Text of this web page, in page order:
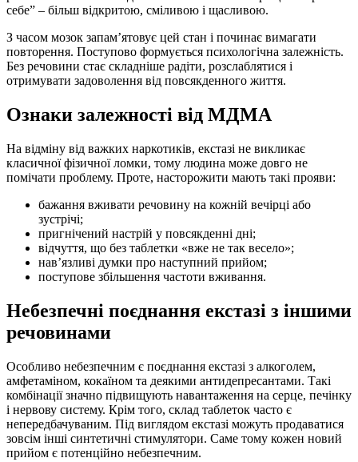
себе” – більш відкритою, сміливою і щасливою.
З часом мозок запам’ятовує цей стан і починає вимагати
повторення. Поступово формується психологічна залежність.
Без речовини стає складніше радіти, розслаблятися і
отримувати задоволення від повсякденного життя.
Ознаки залежності від МДМА
На відміну від важких наркотиків, екстазі не викликає
класичної фізичної ломки, тому людина може довго не
помічати проблему. Проте, насторожити мають такі прояви:
бажання вживати речовину на кожній вечірці або
зустрічі;
пригнічений настрій у повсякденні дні;
відчуття, що без таблетки «вже не так весело»;
нав’язливі думки про наступний прийом;
поступове збільшення частоти вживання.
Небезпечні поєднання екстазі з іншими
речовинами
Особливо небезпечним є поєднання екстазі з алкоголем,
амфетаміном, кокаїном та деякими антидепресантами. Такі
комбінації значно підвищують навантаження на серце, печінку
і нервову систему. Крім того, склад таблеток часто є
непередбачуваним. Під виглядом екстазі можуть продаватися
зовсім інші синтетичні стимулятори. Саме тому кожен новий
прийом є потенційно небезпечним.